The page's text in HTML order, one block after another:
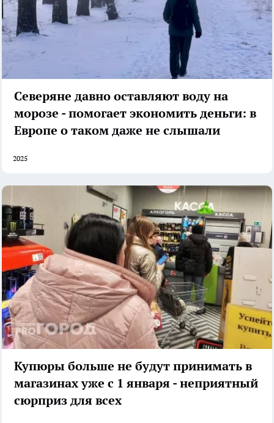
Северяне давно оставляют воду на
морозе - помогает экономить деньги: в
Европе о таком даже не слышали
2025
Купюры больше не будут принимать в
магазинах уже с 1 января - неприятный
сюрприз для всех